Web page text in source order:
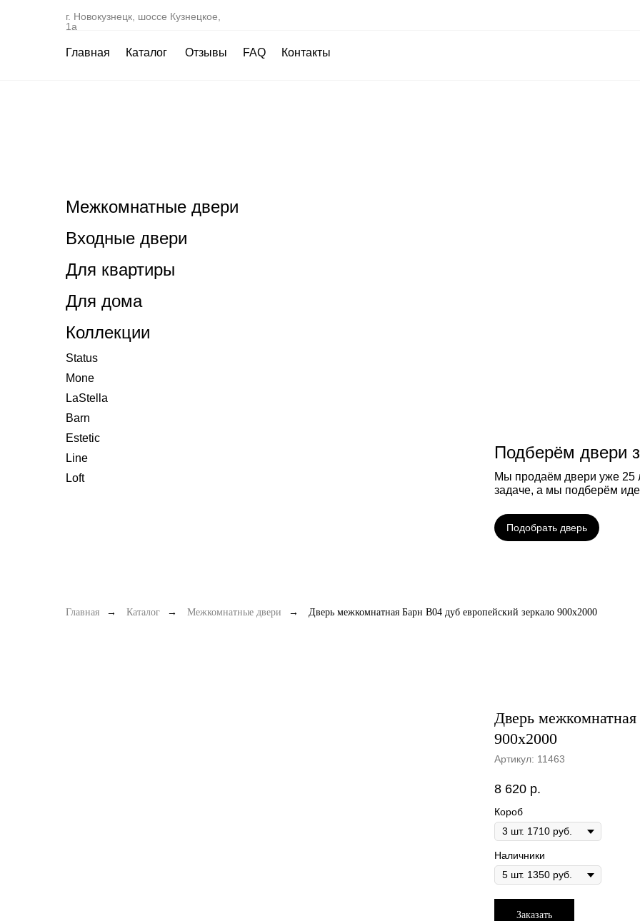
г. Новокузнецк, шоссе Кузнецкое,
1а
Главная Каталог Отзывы FAQ Контакты
Коллекции
Status
Mone
LaStella
Barn
Estetic
Line
Loft
Межкомнатные двери
Входные двери
Подберём двери
Мы продаём двери уже 25
задаче, а мы подберём
Подобрать дверь
Для квартиры
Для дома
Главная → Каталог → Межкомнатные двери → Дверь межкомнатная Барн B04 дуб европейский зеркало 900х2000
Дверь
900х2000
Артикул: 11463
8 620 р.
Короб
Наличники
Заказать